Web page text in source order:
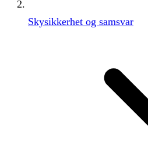
Skysikkerhet og samsvar